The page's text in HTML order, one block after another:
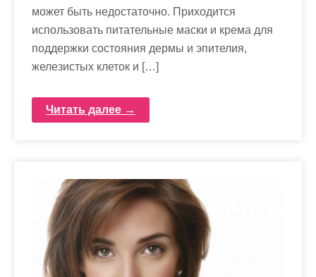
может быть недостаточно. Приходится
использовать питательные маски и крема для
поддержки состояния дермы и эпителия,
железистых клеток и […]
Читать далее →